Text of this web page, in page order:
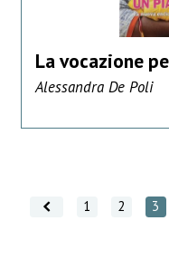
La vocazione
Alessandra De Poli
Vai indietro 1 2 3